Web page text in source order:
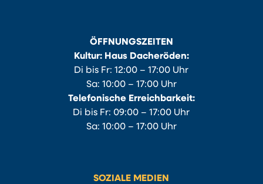
ÖFFNUNGSZEITEN
Kultur: Haus Dacheröden:
Di bis Fr: 12:00 – 17:00 Uhr
Sa: 10:00 – 17:00 Uhr
Telefonische Erreichbarkeit:
Di bis Fr: 09:00 – 17:00 Uhr
Sa: 10:00 – 17:00 Uhr
SOZIALE MEDIEN